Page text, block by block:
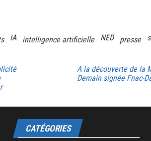
IA intelligence artificielle NED presse
A la découverte de la
Demain signée Fnac-
CATÉGORIES